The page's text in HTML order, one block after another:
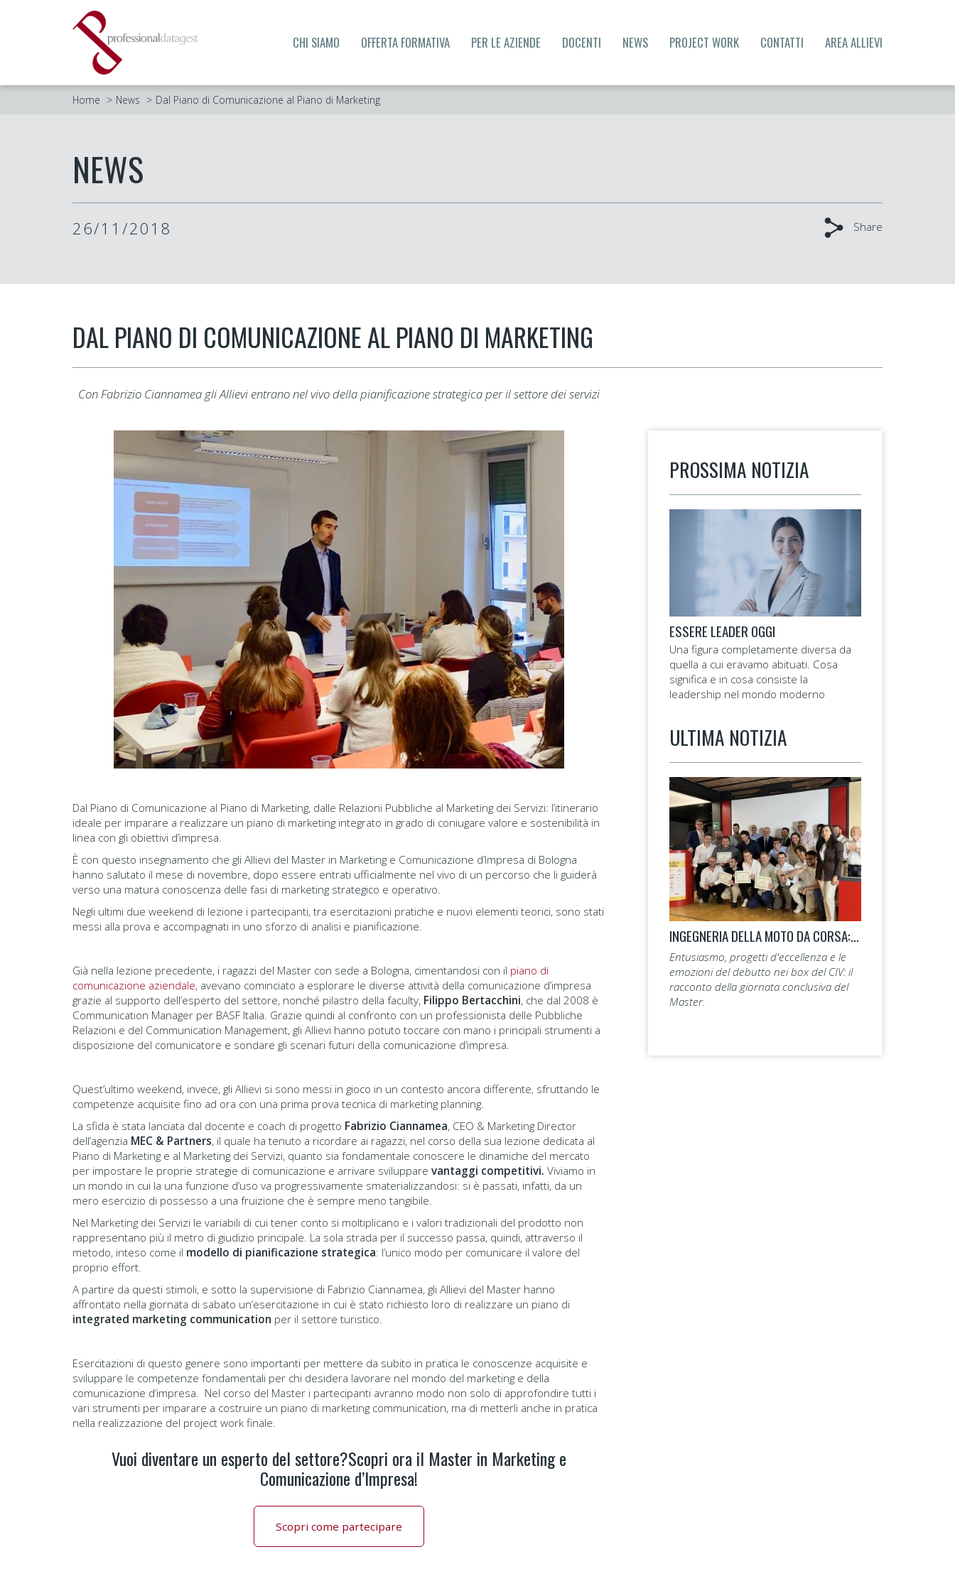
CHI SIAMO OFFERTA FORMATIVA PER LE AZIENDE DOCENTI NEWS PROJECT WORK CONTATTI AREA ALLIEVI
Home News Dal Piano di Comunicazione al Piano di Marketing
NEWS
26/11/2018 Share
DAL PIANO DI COMUNICAZIONE AL PIANO DI MARKETING
Con Fabrizio Ciannamea gli Allievi entrano nel vivo della pianificazione strategica per il settore dei servizi
Dal Piano di Comunicazione al Piano di Marketing, dalle Relazioni Pubbliche al Marketing dei Servizi: l’itinerario
ideale per imparare a realizzare un piano di marketing integrato in grado di coniugare valore e sostenibilità in
linea con gli obiettivi d’impresa.
È con questo insegnamento che gli Allievi del Master in Marketing e Comunicazione d’Impresa di Bologna
hanno salutato il mese di novembre, dopo essere entrati ufficialmente nel vivo di un percorso che li guiderà
verso una matura conoscenza delle fasi di marketing strategico e operativo.
Negli ultimi due weekend di lezione i partecipanti, tra esercitazioni pratiche e nuovi elementi teorici, sono stati
messi alla prova e accompagnati in uno sforzo di analisi e pianificazione.
Già nella lezione precedente, i ragazzi del Master con sede a Bologna, cimentandosi con il piano di
comunicazione aziendale, avevano cominciato a esplorare le diverse attività della comunicazione d’impresa
grazie al supporto dell’esperto del settore, nonché pilastro della faculty, Filippo Bertacchini, che dal 2008 è
Communication Manager per BASF Italia. Grazie quindi al confronto con un professionista delle Pubbliche
Relazioni e del Communication Management, gli Allievi hanno potuto toccare con mano i principali strumenti a
disposizione del comunicatore e sondare gli scenari futuri della comunicazione d’impresa.
Quest’ultimo weekend, invece, gli Allievi si sono messi in gioco in un contesto ancora differente, sfruttando le
competenze acquisite fino ad ora con una prima prova tecnica di marketing planning.
La sfida è stata lanciata dal docente e coach di progetto Fabrizio Ciannamea, CEO & Marketing Director
dell’agenzia MEC & Partners, il quale ha tenuto a ricordare ai ragazzi, nel corso della sua lezione dedicata al
Piano di Marketing e al Marketing dei Servizi, quanto sia fondamentale conoscere le dinamiche del mercato
per impostare le proprie strategie di comunicazione e arrivare sviluppare vantaggi competitivi. Viviamo in
un mondo in cui la una funzione d’uso va progressivamente smaterializzandosi: si è passati, infatti, da un
mero esercizio di possesso a una fruizione che è sempre meno tangibile.
Nel Marketing dei Servizi le variabili di cui tener conto si moltiplicano e i valori tradizionali del prodotto non
rappresentano più il metro di giudizio principale. La sola strada per il successo passa, quindi, attraverso il
metodo, inteso come il modello di pianificazione strategica: l’unico modo per comunicare il valore del
proprio effort.
A partire da questi stimoli, e sotto la supervisione di Fabrizio Ciannamea, gli Allievi del Master hanno
affrontato nella giornata di sabato un’esercitazione in cui è stato richiesto loro di realizzare un piano di
integrated marketing communication per il settore turistico.
Esercitazioni di questo genere sono importanti per mettere da subito in pratica le conoscenze acquisite e
sviluppare le competenze fondamentali per chi desidera lavorare nel mondo del marketing e della
comunicazione d’impresa. Nel corso del Master i partecipanti avranno modo non solo di approfondire tutti i
vari strumenti per imparare a costruire un piano di marketing communication, ma di metterli anche in pratica
nella realizzazione del project work finale.
Vuoi diventare un esperto del settore?Scopri ora il Master in Marketing e
Comunicazione d’Impresa!
Scopri come partecipare
PROSSIMA NOTIZIA
ESSERE LEADER OGGI
Una figura completamente diversa da
quella a cui eravamo abituati. Cosa
significa e in cosa consiste la
leadership nel mondo moderno
ULTIMA NOTIZIA
INGEGNERIA DELLA MOTO DA CORSA: LA 14ª EDIZIONE TAGLIA IL TRAGUARDO.
Entusiasmo, progetti d'eccellenza e le
emozioni del debutto nei box del CIV: il
racconto della giornata conclusiva del
Master.